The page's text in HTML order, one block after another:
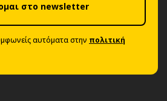
στο newsletter
αυτόματα στην πολιτική